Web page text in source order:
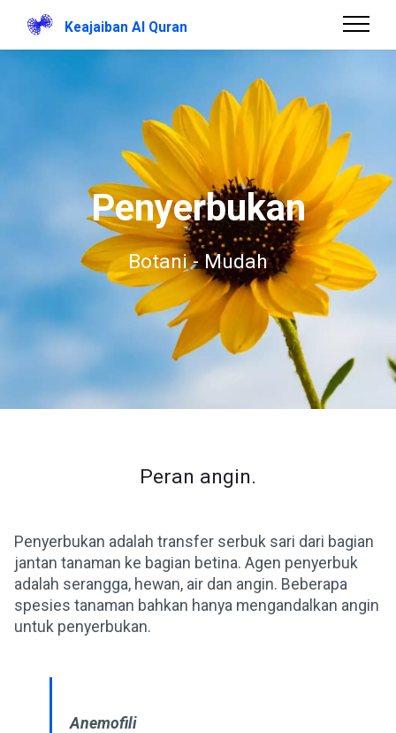
Keajaiban Al Quran
Penyerbukan
Botani - Mudah
Peran angin.
Penyerbukan adalah transfer serbuk sari dari bagian
jantan tanaman ke bagian betina. Agen penyerbuk
adalah serangga, hewan, air dan angin. Beberapa
spesies tanaman bahkan hanya mengandalkan angin
untuk penyerbukan.
Anemofili